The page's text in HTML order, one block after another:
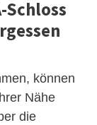
Schloss
können
Nähe
die